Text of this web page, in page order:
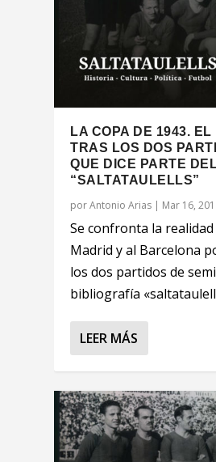
LA COPA DE 1943.
TRAS LOS DOS
QUE DICE PARTE
“SALTATAULELLS”
porAntonio Arias | Mar 16,
Se confronta la
Madrid y al Barcelona
los dos partidos de
bibliografía
LEER MÁS